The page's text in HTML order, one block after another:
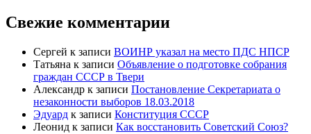
Свежие комментарии
Сергей к записи ВОИНР указал на место ПДС НПСР
Татьяна к записи Объявление о подготовке собрания
граждан СССР в Твери
Александр к записи Постановление Секретариата о
незаконности выборов 18.03.2018
Эдуард к записи Конституция СССР
Леонид к записи Как восстановить Советский Союз?